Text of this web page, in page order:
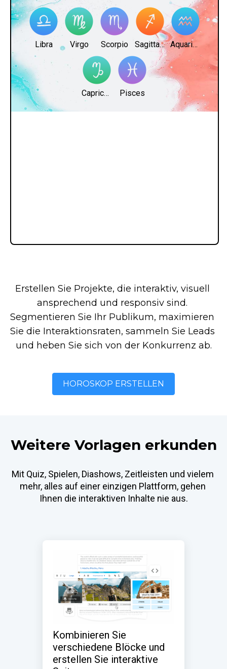
Erstellen Sie Projekte, die interaktiv, visuell
ansprechend und responsiv sind.
Segmentieren Sie Ihr Publikum, maximieren
Sie die Interaktionsraten, sammeln Sie Leads
und heben Sie sich von der Konkurrenz ab.
HOROSKOP ERSTELLEN
Weitere Vorlagen erkunden
Mit Quiz, Spielen, Diashows, Zeitleisten und vielem
mehr, alles auf einer einzigen Plattform, gehen
Ihnen die interaktiven Inhalte nie aus.
Kombinieren Sie
verschiedene Blöcke und
erstellen Sie interaktive